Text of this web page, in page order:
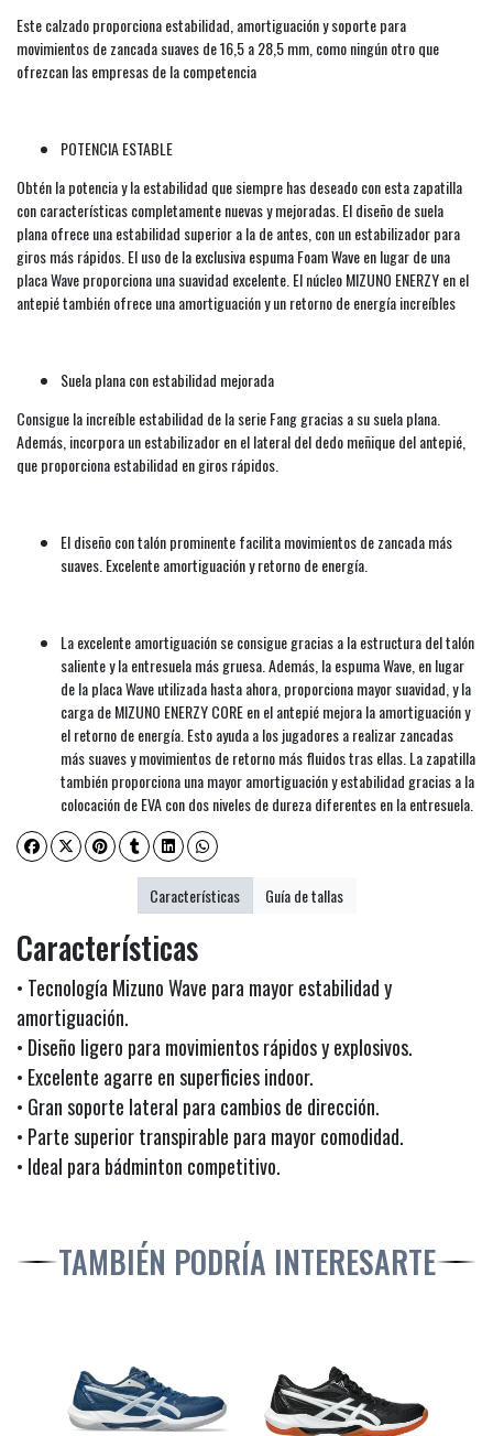
Este calzado proporciona estabilidad, amortiguación y soporte para
movimientos de zancada suaves de 16,5 a 28,5 mm, como ningún otro que
ofrezcan las empresas de la competencia
POTENCIA ESTABLE
Obtén la potencia y la estabilidad que siempre has deseado con esta zapatilla
con características completamente nuevas y mejoradas. El diseño de suela
plana ofrece una estabilidad superior a la de antes, con un estabilizador para
giros más rápidos. El uso de la exclusiva espuma Foam Wave en lugar de una
placa Wave proporciona una suavidad excelente. El núcleo MIZUNO ENERZY en el
antepié también ofrece una amortiguación y un retorno de energía increíbles
Suela plana con estabilidad mejorada
Consigue la increíble estabilidad de la serie Fang gracias a su suela plana.
Además, incorpora un estabilizador en el lateral del dedo meñique del antepié,
que proporciona estabilidad en giros rápidos.
El diseño con talón prominente facilita movimientos de zancada más
suaves. Excelente amortiguación y retorno de energía.
La excelente amortiguación se consigue gracias a la estructura del talón
saliente y la entresuela más gruesa. Además, la espuma Wave, en lugar
de la placa Wave utilizada hasta ahora, proporciona mayor suavidad, y la
carga de MIZUNO ENERZY CORE en el antepié mejora la amortiguación y
el retorno de energía. Esto ayuda a los jugadores a realizar zancadas
más suaves y movimientos de retorno más fluidos tras ellas. La zapatilla
también proporciona una mayor amortiguación y estabilidad gracias a la
colocación de EVA con dos niveles de dureza diferentes en la entresuela.
Características
• Tecnología Mizuno Wave para mayor estabilidad y
amortiguación.
• Diseño ligero para movimientos rápidos y explosivos.
• Excelente agarre en superficies indoor.
• Gran soporte lateral para cambios de dirección.
• Parte superior transpirable para mayor comodidad.
• Ideal para bádminton competitivo.
Características Guía de tallas
TAMBIÉN PODRÍA INTERESARTE